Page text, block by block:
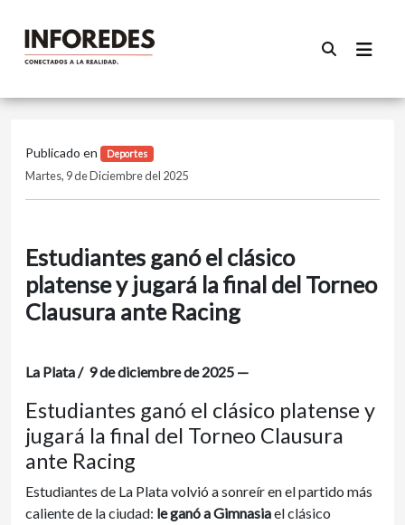
Publicado en Deportes
Martes, 9 de Diciembre del 2025
Estudiantes ganó el clásico
platense y jugará la final del Torneo
Clausura ante Racing
La Plata / 9 de diciembre de 2025 —
Estudiantes ganó el clásico platense y
jugará la final del Torneo Clausura
ante Racing
Estudiantes de La Plata volvió a sonreír en el partido más
caliente de la ciudad: le ganó a Gimnasiael clásico